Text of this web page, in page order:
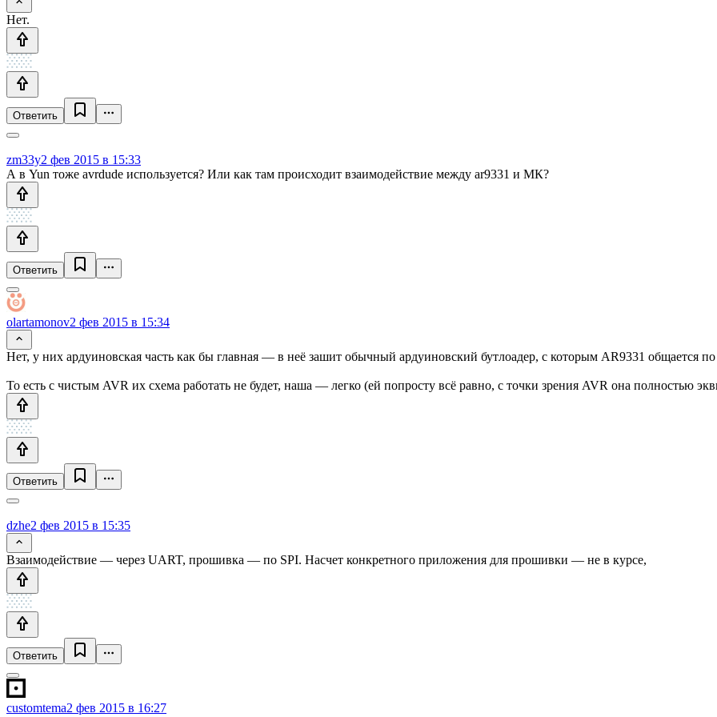
Нет.
Ответить
zm33y2 фев 2015 в 15:33
А в Yun тоже avrdude используется? Или как там происходит взаимодействие между ar9331 и МК?
Ответить
olartamonov2 фев 2015 в 15:34
Нет, у них ардуиновская часть как бы главная — в неё зашит обычный ардуиновский бутлоадер, с которым AR9331 общается
То есть с чистым AVR их схема работать не будет, наша — легко (ей попросту всё равно, с точки зрения AVR она полностью
Ответить
dzhe2 фев 2015 в 15:35
Взаимодействие — через UART, прошивка — по SPI. Насчет конкретного приложения для прошивки — не в курсе,
Ответить
customtema2 фев 2015 в 16:27